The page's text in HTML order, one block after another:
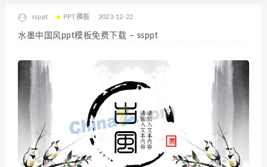
ssppt PPT模板 2023-12-22
水墨中国风ppt模板免费下载 – ssppt